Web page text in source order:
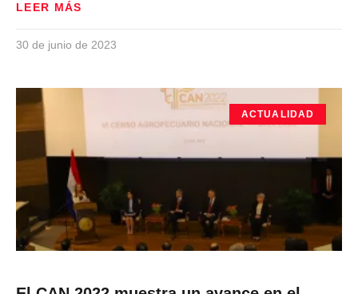
LEER MÁS
30 de junio de 2023
ACTUALIDAD